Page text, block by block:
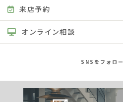
来店予約
オンライン相談
SNSをフォロー